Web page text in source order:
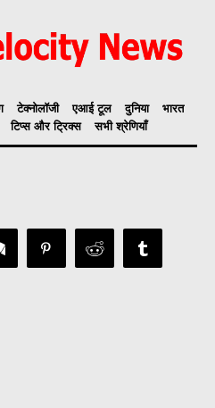
टेक्नोलॉजी एआई टूल दुनिया
भारत
टिप्स और ट्रिक्स सभी श्रेणियाँ